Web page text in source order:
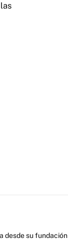
desde su fundación